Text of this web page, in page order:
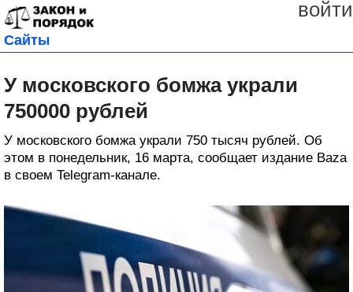
войти
Сайты
У московского бомжа украли
750000 рублей
У московского бомжа украли 750 тысяч рублей. Об
этом в понедельник, 16 марта, сообщает издание Baza
в своем Telegram-канале.